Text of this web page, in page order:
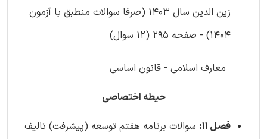
زین الدین سال 1403 (صرفا سوالات منطبق با آزمون
1404) - صفحه 295 (12 سوال)
معارف اسلامی - قانون اساسی
حیطه اختصاصی
فصل 11:
سوالات برنامه هفتم توسعه (پیشرفت) تالیف